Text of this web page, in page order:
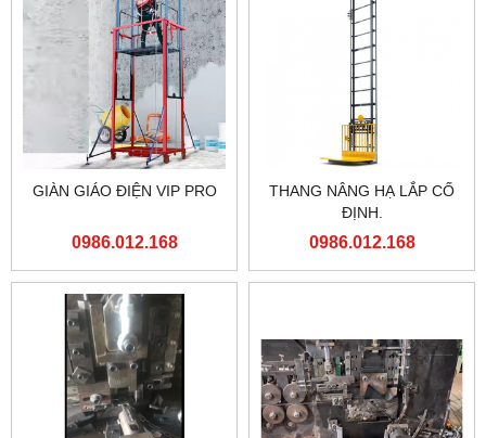
GIÀN GIÁO ĐIỆN VIP PRO
0986.012.168
THANG NÂNG HẠ LẮP CỐ
ĐỊNH.
0986.012.168